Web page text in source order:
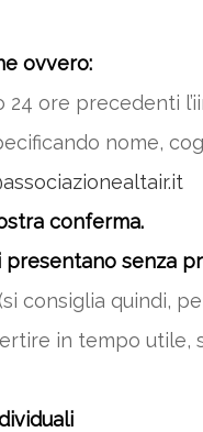
ovvero:
ore precedenti
nome,
conferma.
senza
consiglia quindi,
in tempo utile,